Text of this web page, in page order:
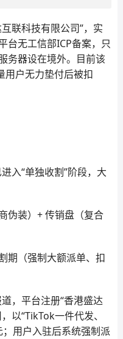
联科技有限公司”，实
台无工信部ICP备案，只
务器设在境外。目前该
用户无力垫付后被扣
入“单独收割”阶段，大
伪装）+ 传销盘（复合
期（强制大额派单、扣
，平台注册“香港盛达
以“TikTok一件代发、
用户入驻后系统强制派